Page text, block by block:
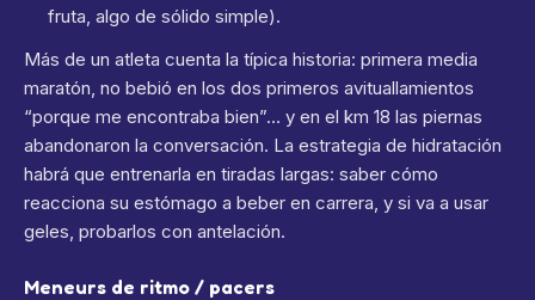
fruta, algo de sólido simple).
Más de un atleta cuenta la típica historia: primera media
maratón, no bebió en los dos primeros avituallamientos
“porque me encontraba bien”… y en el km 18 las piernas
abandonaron la conversación. La estrategia de hidratación
habrá que entrenarla en tiradas largas: saber cómo
reacciona su estómago a beber en carrera, y si va a usar
geles, probarlos con antelación.
Meneurs de ritmo / pacers